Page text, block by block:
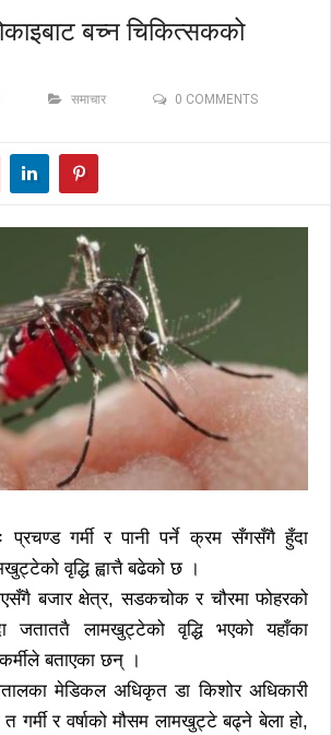
बच्न चिकित्सकको
समाचार 0 COMMENTS
प्रचण्ड गर्मी र पानी पर्ने क्रम सँगसँगै हुँदा
वृद्धि ह्वात्तै बढेको छ ।
बजार क्षेत्र, सडकचोक र चौरमा फोहरको
जताततै लामखुट्टेको वृद्धि भएको यहाँका
बताएका छन् ।
मेडिकल अधिकृत डा किशोर अधिकारी
गर्मी र वर्षाको मौसम लामखुट्टे बढ्ने बेला हो,